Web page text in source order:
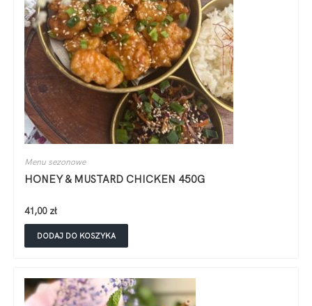
Menu sezonowe
HONEY & MUSTARD CHICKEN 450G
41,00 zł
DODAJ DO KOSZYKA